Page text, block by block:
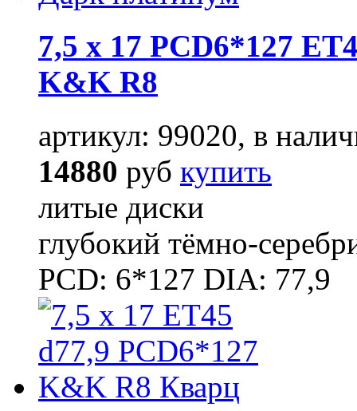
7,5 x 17 PCD6*127
K&K R8
артикул: 99020, в
14880 руб купить
литые диски
глубокий тёмно-
PCD: 6*127 DIA: 77,9